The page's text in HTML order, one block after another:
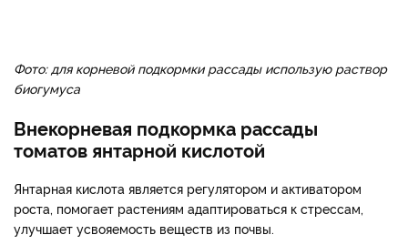
Фото: для корневой подкормки рассады использую раствор
биогумуса
Внекорневая подкормка рассады
томатов янтарной кислотой
Янтарная кислота является регулятором и активатором
роста, помогает растениям адаптироваться к стрессам,
улучшает усвояемость веществ из почвы.